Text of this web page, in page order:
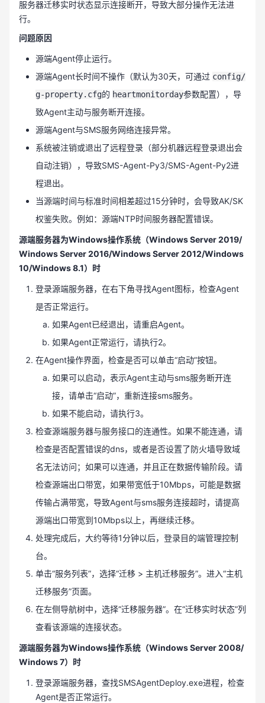
服务器迁移实时状态显示连接断开，导致大部分操作无法进
行。
问题原因
源端Agent停止运行。
源端Agent长时间不操作（默认为30天，可通过 config/
g-property.cfg的 heartmonitorday参数配置），导
致Agent主动与服务断开连接。
源端Agent与SMS服务网络连接异常。
系统被注销或退出了远程登录（部分机器远程登录退出会
自动注销），导致SMS-Agent-Py3/SMS-Agent-Py2进
程退出。
当源端时间与标准时间相差超过15分钟时，会导致AK/SK
权鉴失败。例如：源端NTP时间服务器配置错误。
源端服务器为Windows操作系统（Windows Server 2019/
Windows Server 2016/Windows Server 2012/Windows
10/Windows 8.1）时
登录源端服务器，在右下角寻找Agent图标，检查Agent
是否正常运行。
如果Agent已经退出，请重启Agent。
如果Agent正常运行，请执行2。
在Agent操作界面，检查是否可以单击“启动”按钮。
如果可以启动，表示Agent主动与sms服务断开连
接，请单击“启动”，重新连接sms服务。
如果不能启动，请执行3。
检查源端服务器与服务接口的连通性。如果不能连通，请
检查是否配置错误的dns，或者是否设置了防火墙导致域
名无法访问；如果可以连通，并且正在数据传输阶段。请
检查源端出口带宽，如果带宽低于10Mbps，可能是数据
传输占满带宽，导致Agent与sms服务连接超时，请提高
源端出口带宽到10Mbps以上，再继续迁移。
处理完成后，大约等待1分钟以后，登录目的端管理控制
台。
单击“服务列表”，选择“迁移 > 主机迁移服务”。进入“主机
迁移服务”页面。
在左侧导航树中，选择“迁移服务器”。在“迁移实时状态”列
查看该源端的连接状态。
源端服务器为Windows操作系统（Windows Server 2008/
Windows 7）时
登录源端服务器，查找SMSAgentDeploy.exe进程，检查
Agent是否正常运行。